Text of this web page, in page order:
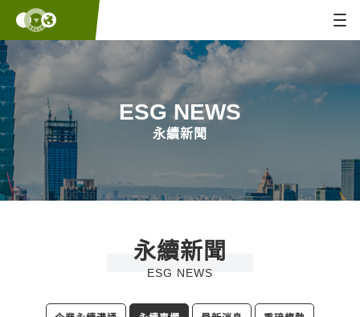
ESG NEWS
永續新聞
永續新聞
ESG NEWS